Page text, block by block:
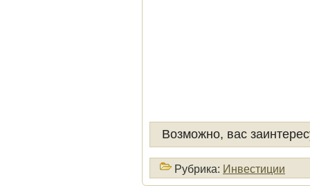
Возможно, вас
Рубрика: Инвестиции